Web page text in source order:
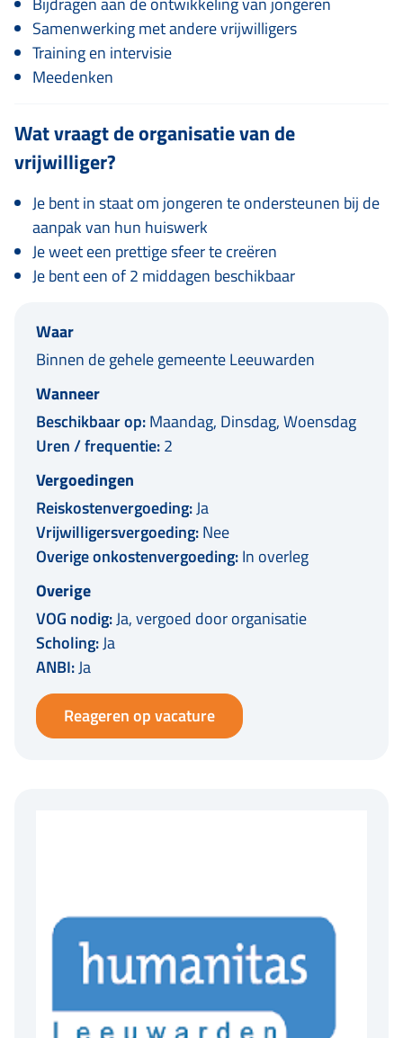
Samenwerking met andere vrijwilligers
Training en intervisie
Meedenken
Wat vraagt de organisatie van de
vrijwilliger?
Je bent in staat om jongeren te ondersteunen bij de
aanpak van hun huiswerk
Je weet een prettige sfeer te creëren
Je bent een of 2 middagen beschikbaar
Waar
Binnen de gehele gemeente Leeuwarden
Wanneer
Beschikbaar op:Maandag, Dinsdag, Woensdag
Uren / frequentie:2
Vergoedingen
Reiskostenvergoeding:Ja
Vrijwilligersvergoeding:Nee
Overige onkostenvergoeding:In overleg
Overige
VOG nodig:Ja, vergoed door organisatie
Scholing:Ja
ANBI:Ja
Reageren op vacature